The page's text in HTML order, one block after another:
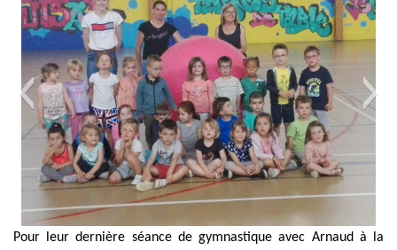
Pour leur dernière séance de gymnastique avec Arnaud à la